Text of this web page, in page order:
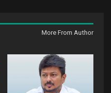
More From Author